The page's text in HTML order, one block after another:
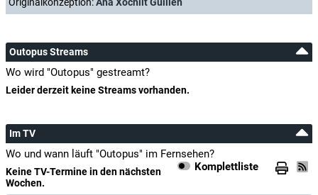
Outopus Streams
Wo wird "Outopus" gestreamt?
Leider derzeit keine Streams vorhanden.
Im TV
Wo und wann läuft "Outopus" im Fernsehen?
Komplettliste
Keine TV-Termine in den nächsten
Wochen.